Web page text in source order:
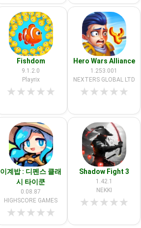
Fishdom
9.1.2.0
Playrix
★★★★★
Hero Wars Alliance
1.253.001
NEXTERS GLOBAL LTD
★★★★★
이계밥 : 디펜스 클래
시 타이쿤
0.08.87
HIGHSCORE GAMES
★★★★★
Shadow Fight 3
1.42.1
NEKKI
★★★★★